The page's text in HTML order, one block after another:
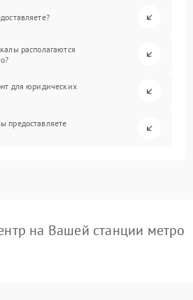
располагаются
для юридических
предоставляете
на Вашей станции метро